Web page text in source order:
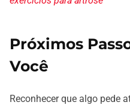
Próximos
Você
Reconhecer que algo pede